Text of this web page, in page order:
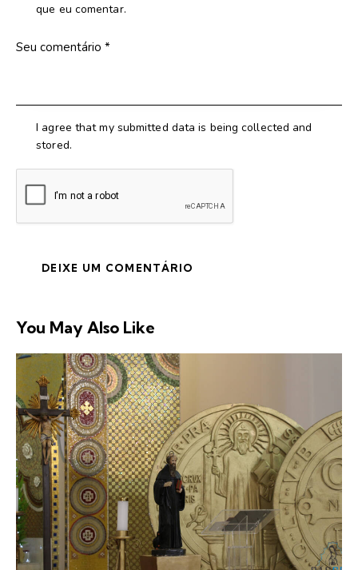
que eu comentar.
I agree that my submitted data is being collected and
stored.
You May Also Like